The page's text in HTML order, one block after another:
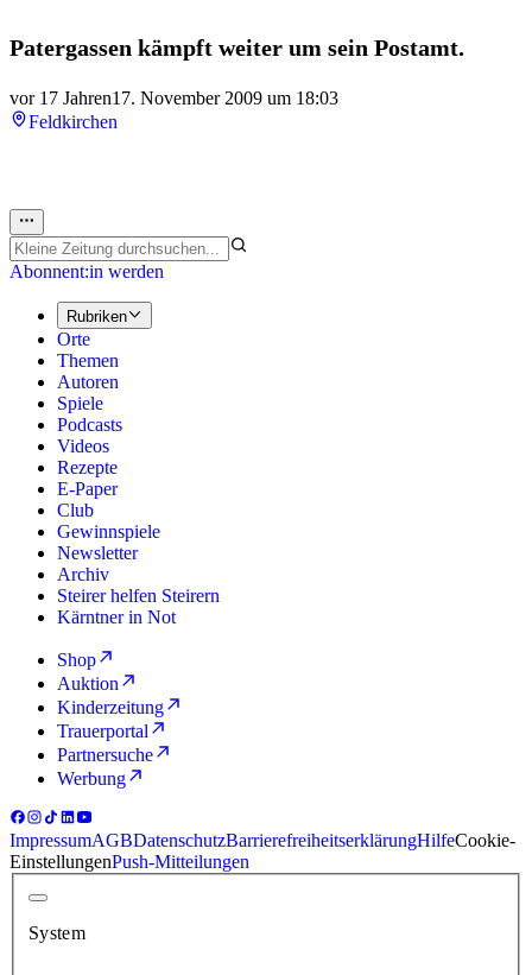
Patergassen kämpft weiter um sein Postamt.
vor 17 Jahren17. November 2009 um 18:03
Feldkirchen
Abonnent:in werden
Rubriken
Orte
Themen
Autoren
Spiele
Podcasts
Videos
Rezepte
E-Paper
Club
Gewinnspiele
Newsletter
Archiv
Steirer helfen Steirern
Kärntner in Not
Shop
Auktion
Kinderzeitung
Trauerportal
Partnersuche
Werbung
ImpressumAGBDatenschutzBarrierefreiheitserklärungHilfeCookie-
EinstellungenPush-Mitteilungen
System